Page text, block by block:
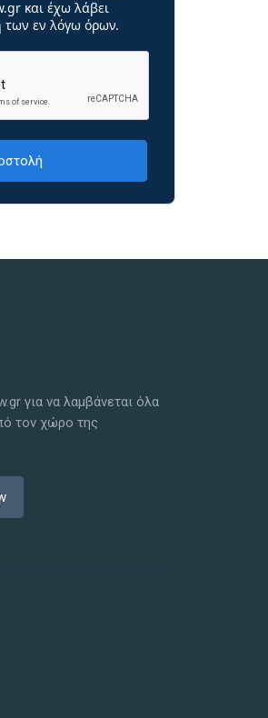
και έχω λάβει
εν λόγω όρων.
για να λαμβάνεται όλα
τον χώρο της